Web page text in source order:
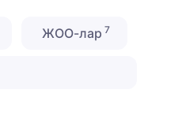
ЖОО-лар 7